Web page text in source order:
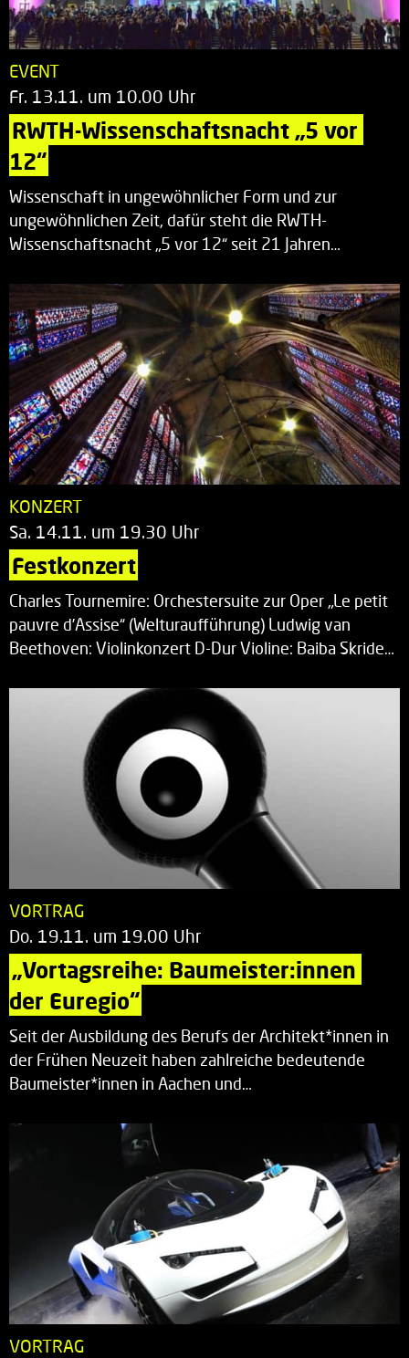
EVENT
Fr. 13.11. um 10.00 Uhr
RWTH-Wissenschaftsnacht „5 vor
12“
Wissenschaft in ungewöhnlicher Form und zur
ungewöhnlichen Zeit, dafür steht die RWTH-
Wissenschaftsnacht „5 vor 12“ seit 21 Jahren…
KONZERT
Sa. 14.11. um 19.30 Uhr
Festkonzert
Charles Tournemire: Orchestersuite zur Oper „Le petit
pauvre d’Assise“ (Welturaufführung) Ludwig van
Beethoven: Violinkonzert D-Dur Violine: Baiba Skride…
VORTRAG
Do. 19.11. um 19.00 Uhr
„Vortagsreihe: Baumeister:innen
der Euregio“
Seit der Ausbildung des Berufs der Architekt*innen in
der Frühen Neuzeit haben zahlreiche bedeutende
Baumeister*innen in Aachen und…
VORTRAG